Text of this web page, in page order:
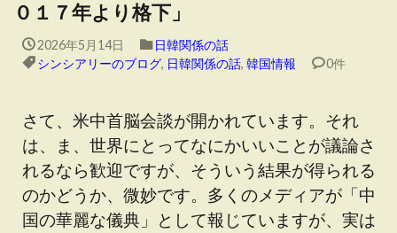
０１７年より格下」
2026年5月14日
日韓関係の話
シンシアリーのブログ, 日韓関係の話, 韓国情報 0件
さて、米中首脳会談が開かれています。それ
は、ま、世界にとってなにかいいことが議論さ
れるなら歓迎ですが、そういう結果が得られる
のかどうか、微妙です。多くのメディアが「中
国の華麗な儀典」として報じていますが、実は